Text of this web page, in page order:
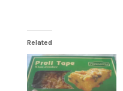
Related